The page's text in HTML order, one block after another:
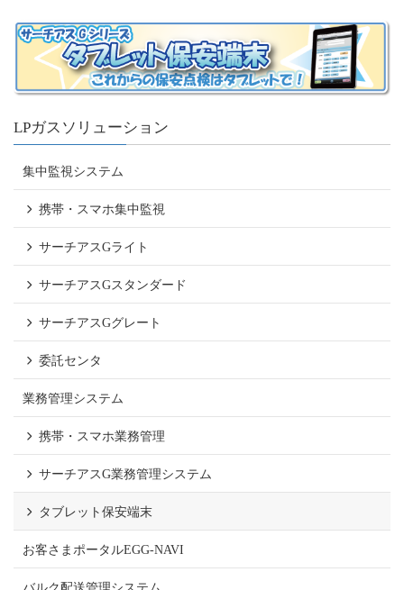
LPガスソリューション
集中監視システム
携帯・スマホ集中監視
サーチアスGライト
サーチアスGスタンダード
サーチアスGグレート
委託センタ
業務管理システム
携帯・スマホ業務管理
サーチアスG業務管理システム
タブレット保安端末
お客さまポータルEGG-NAVI